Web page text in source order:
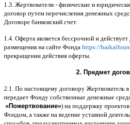
1.3. Жертвователи - физические и
договор путем перечисления денежных
Договоре банковский счет.
1.4. Оферта является бессрочной и действует
размещения на сайте Фонда https://
прекращении действия оферты
2. Предмет
2.1. По настоящему договору Жертвователь в
передает Фонду собственные денежные
«Пожертвование») на поддержку
Фондом а также на ведение уставной